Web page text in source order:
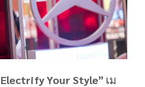
Your Style” เม